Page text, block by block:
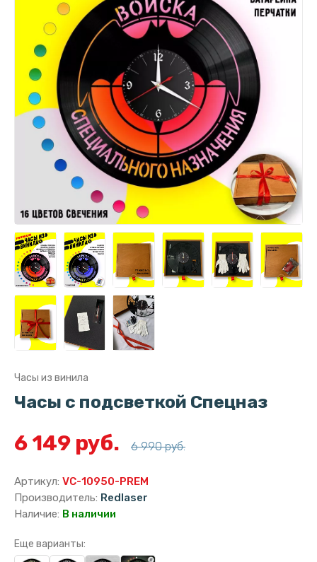
Часы из винила
Часы с подсветкой Спецназ
6 149 руб. 6 990 руб.
Артикул: VC-10950-PREM
Производитель: Redlaser
Наличие: В наличии
Еще варианты: